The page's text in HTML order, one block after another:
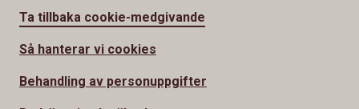
Ta tillbaka cookie-medgivande
Så hanterar vi cookies
Behandling av personuppgifter